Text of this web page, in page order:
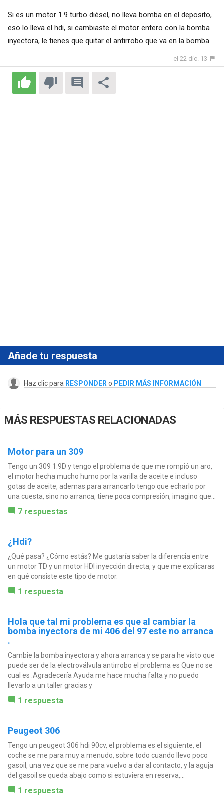
Si es un motor 1.9 turbo diésel, no lleva bomba en el deposito,
eso lo lleva el hdi, si cambiaste el motor entero con la bomba
inyectora, le tienes que quitar el antirrobo que va en la bomba.
el 22 dic. 13
Añade tu respuesta
Haz clic para RESPONDER o PEDIR MÁS INFORMACIÓN
MÁS RESPUESTAS RELACIONADAS
Motor para un 309
Tengo un 309 1.9D y tengo el problema de que me rompió un aro,
el motor hecha mucho humo por la varilla de aceite e incluso
gotas de aceite, ademas para arrancarlo tengo que echarlo por
una cuesta, sino no arranca, tiene poca compresión, imagino que...
7 respuestas
¿Hdi?
¿Qué pasa? ¿Cómo estás? Me gustaría saber la diferencia entre
un motor TD y un motor HDI inyección directa, y que me explicaras
en qué consiste este tipo de motor.
1 respuesta
Hola que tal mi problema es que al cambiar la
bomba inyectora de mi 406 del 97 este no arranca
.
Cambie la bomba inyectora y ahora arranca y se para he visto que
puede ser de la electroválvula antirrobo el problema es Que no se
cual es .Agradecería Ayuda me hace mucha falta y no puedo
llevarlo a un taller gracias y
1 respuesta
Peugeot 306
Tengo un peugeot 306 hdi 90cv, el problema es el siguiente, el
coche se me para muy a menudo, sobre todo cuando llevo poco
gasoil, una vez que se me para vuelvo a dar al contacto, y la aguja
del gasoil se queda abajo como si estuviera en reserva,...
1 respuesta